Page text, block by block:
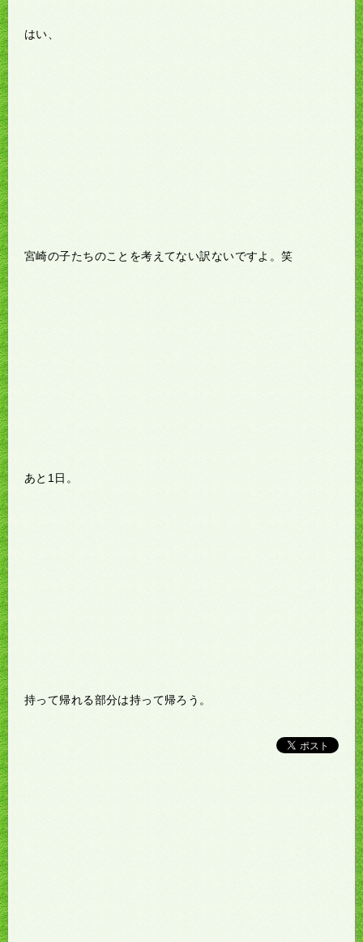
はい、
宮崎の子たちのことを考えてない訳ないですよ。笑
あと1日。
持って帰れる部分は持って帰ろう。